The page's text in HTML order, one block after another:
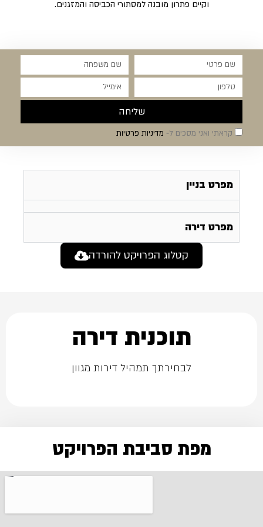
וקיים פתרון מובנה למסתורי הכביסה והמזגנים.
קראתי ואני מסכים ל- מדיניות פרטיות
שליחה
מפרט בניין
מפרט דירה
קטלוג הפרויקט להורדה
תוכנית דירה
לבחירתך תמהיל דירות מגוון
מפת סביבת הפרויקט